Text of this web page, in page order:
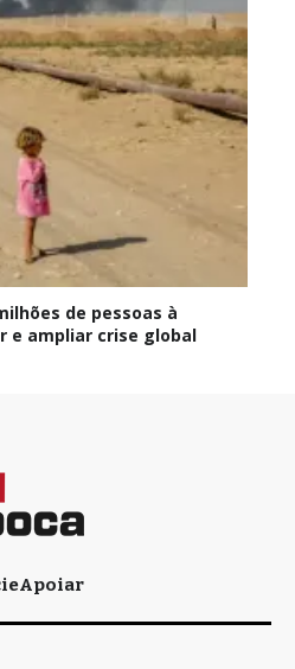
de pessoas à
e ampliar crise global
Apoiar